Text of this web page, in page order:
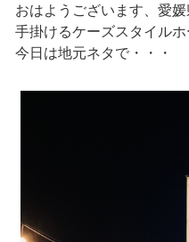
おはようございます、愛
手掛けるケーズスタイルホ
今日は地元ネタで・・・